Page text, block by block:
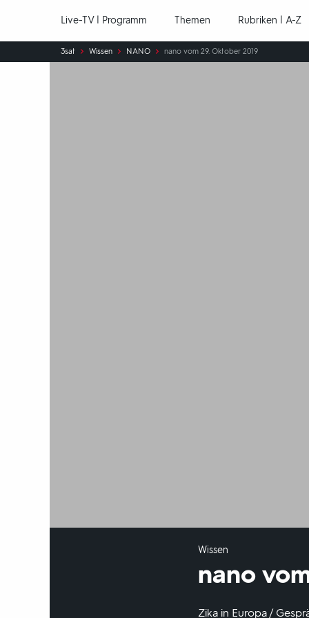
Live-TV | Programm Themen Rubriken | A-Z
Sie
sind
3sat Wissen NANO nano vom 29. Oktober 2019
Wissen
nano
Zika in Europa /